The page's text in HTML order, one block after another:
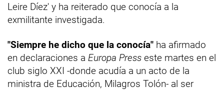
Leire Díez' y ha reiterado que conocía a la
exmilitante investigada.
"Siempre he dicho que la conocía" ha afirmado
en declaraciones a Europa Press este martes en el
club siglo XXI -donde acudía a un acto de la
ministra de Educación, Milagros Tolón- al ser